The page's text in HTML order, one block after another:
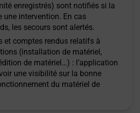
enregistrés) sont notifiés si la
une intervention. En cas
les secours sont alertés.
et comptes rendus relatifs à
(installation de matériel,
de matériel…) : l’application
une visibilité sur la bonne
du matériel de